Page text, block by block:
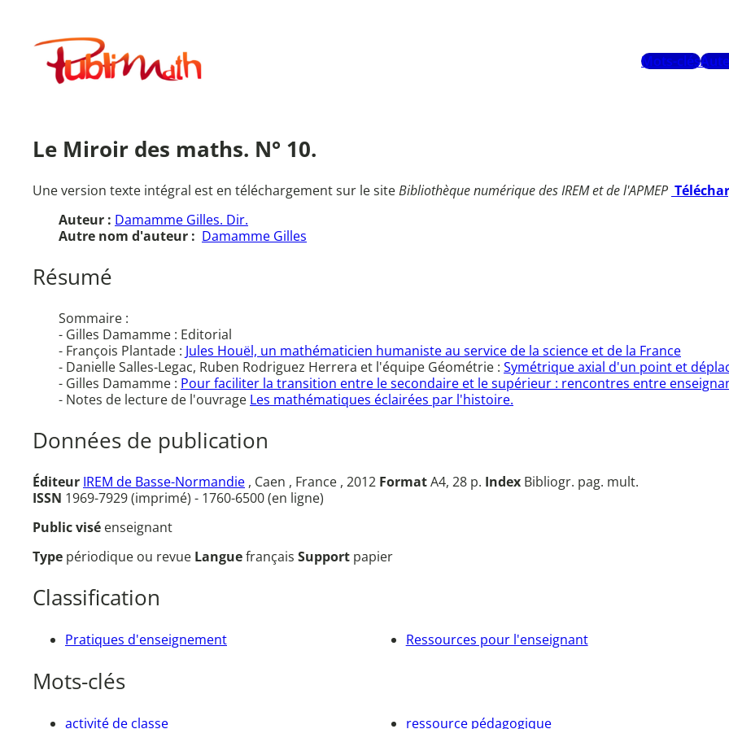
contenuPublimath
Mots-clés
Le Miroir des maths. N° 10.
Une version texte intégral est en téléchargement sur le siteBibliothèque numérique des IREM et de l'APMEP
Auteur : Damamme Gilles. Dir.
Autre nom d'auteur : Damamme Gilles
Résumé
Sommaire :
- Gilles Damamme : Editorial
- François Plantade : Jules Houël, un mathématicien humaniste au service de la science et de la France
- Danielle Salles-Legac, Ruben Rodriguez Herrera et l'équipe Géométrie : Symétrique axial d'un point et
- Gilles Damamme : Pour faciliter la transition entre le secondaire et le supérieur : rencontres entre
- Notes de lecture de l'ouvrage Les mathématiques éclairées par l'histoire.
Données de publication
Éditeur IREM de Basse-Normandie , Caen , France , 2012 FormatA4, 28 p. Index Bibliogr. pag. mult.
ISSN 1969-7929 (imprimé) - 1760-6500 (en ligne)
Public visé enseignant
Type périodique ou revue Languefrançais Support papier
Classification
Pratiques d'enseignement Ressources pour l'enseignant
Mots-clés
activité de classe ressource pédagogique